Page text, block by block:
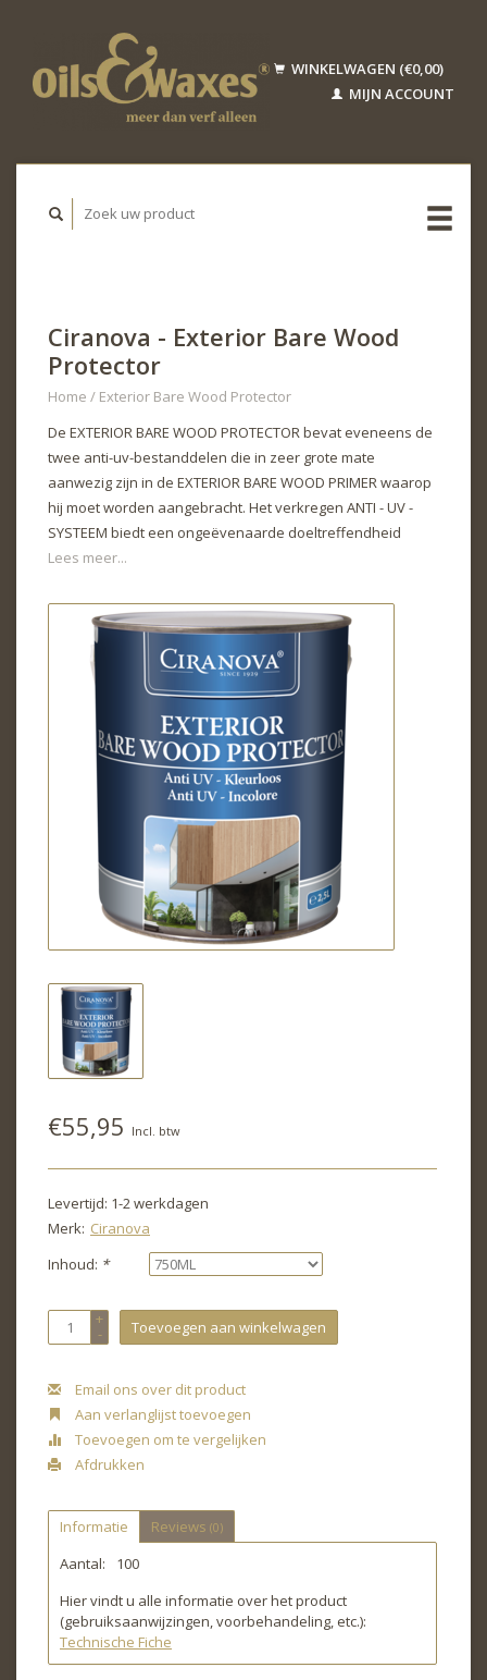
WINKELWAGEN (€0,00)
MIJN ACCOUNT
Ciranova - Exterior Bare Wood
Protector
Home / Exterior Bare Wood Protector
De EXTERIOR BARE WOOD PROTECTOR bevat eveneens de
twee anti-uv-bestanddelen die in zeer grote mate
aanwezig zijn in de EXTERIOR BARE WOOD PRIMER waarop
hij moet worden aangebracht. Het verkregen ANTI - UV -
SYSTEEM biedt een ongeëvenaarde doeltreffendheid
Lees meer...
€55,95 Incl. btw
Levertijd: 1-2 werkdagen
Merk: Ciranova
Inhoud: *
+
- Toevoegen aan winkelwagen
Email ons over dit product
Aan verlanglijst toevoegen
Toevoegen om te vergelijken
Afdrukken
Informatie Reviews (0)
Aantal:
100
Hier vindt u alle informatie over het product
(gebruiksaanwijzingen, voorbehandeling, etc.):
Technische Fiche